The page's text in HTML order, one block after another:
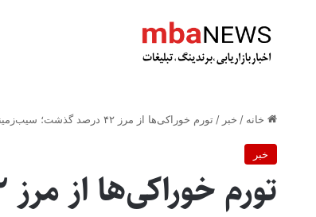
خانه / خبر / تورم خوراکی‌ها از مرز ۴۲ درصد گذشت؛ سیب‌زمینی و لوبیا چیتی در صدر گرانی
خبر
تورم خوراکی‌ها از مرز ۴۲ درصد گذشت؛ سیب‌زمینی و لوبیا چیتی در صدر گرانی